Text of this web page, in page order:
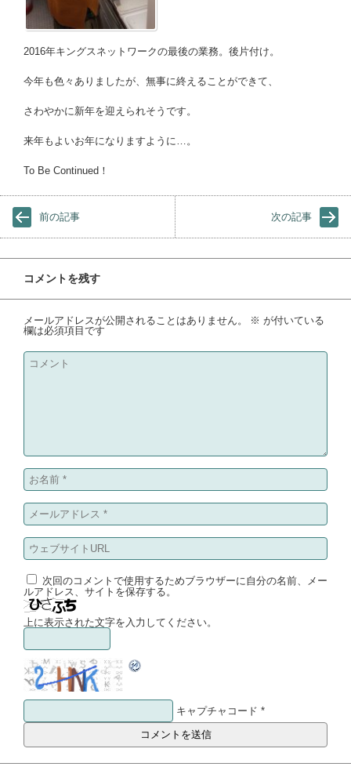
2016年キングスネットワークの最後の業務。後片付け。
今年も色々ありましたが、無事に終えることができて、
さわやかに新年を迎えられそうです。
来年もよいお年になりますように…。
To Be Continued！
前の記事 次の記事
コメントを残す
メールアドレスが公開されることはありません。 ※ が付いている
欄は必須項目です
次回のコメントで使用するためブラウザーに自分の名前、メー
ルアドレス、サイトを保存する。
上に表示された文字を入力してください。
キャプチャコード *